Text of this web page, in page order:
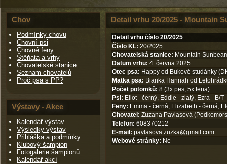
Chov
Podmínky chovu
Chovní psi
Chovné feny
Štěňata a vrhy
Chovatelské stanice
Seznam chovatelů
Proč psa s PP?
Výstavy - Akce
Kalendář výstav
Výsledky výstav
Přihláška a podmínky
Klubový šampion
Fotogalerie šampionů
Kalendář akcí
Detail vrhu 20/2025 - Mountain
Detail vrhu číslo 20/2025
Číslo KL: 20/2025
Chovatelská stanice: Mountain
Datum vrhu: 4. června 2025
Otec psa: Happy od Bukové studánky
Matka psa: Bianka Hannah od
Počet potomků: 8 (3x pes, 5x fena)
Psi: Eliot - černý, Eddie - zlatý, Ezra - B/T
Feny: Emma - černá, Elizabeth - černá,
Chovatel: Zuzana Pavlasová
Telefon: 608370212
E-mail: pavlasova.zuzka@gmail.com
Webové stránky: Ne